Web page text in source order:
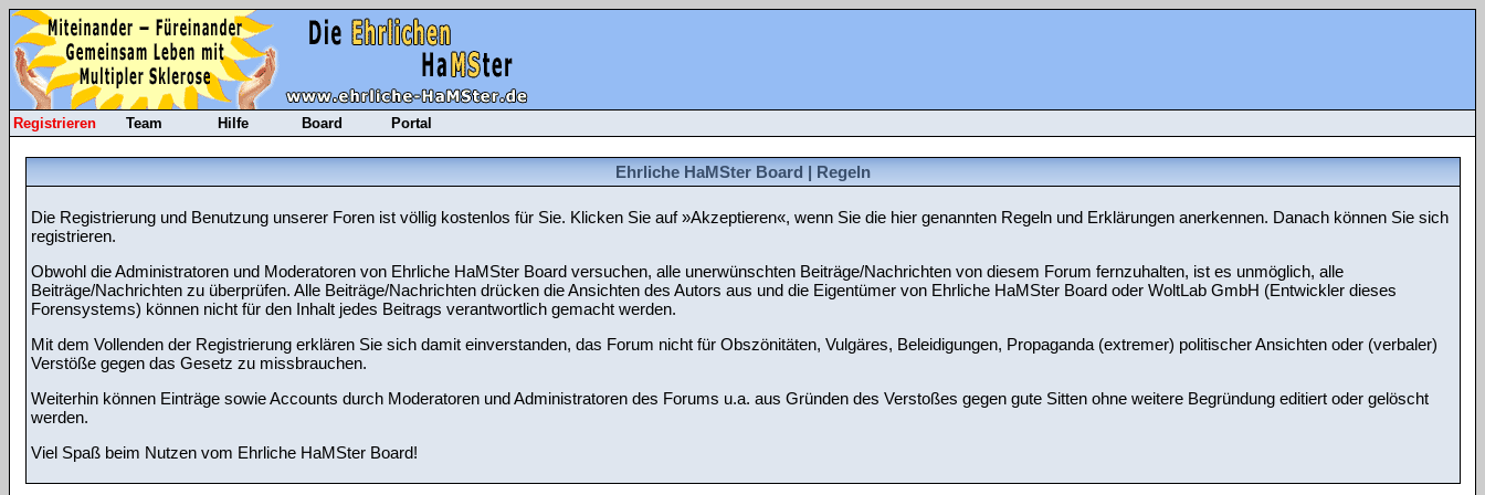
Registrieren Team Hilfe Board Portal
Ehrliche HaMSter Board | Regeln
Die Registrierung und Benutzung unserer Foren ist völlig kostenlos für Sie. Klicken Sie auf »Akzeptieren«, wenn Sie die hier genannten Regeln und Erklärungen anerkennen. Danach können Sie sich
registrieren.
Obwohl die Administratoren und Moderatoren von Ehrliche HaMSter Board versuchen, alle unerwünschten Beiträge/Nachrichten von diesem Forum fernzuhalten, ist es unmöglich, alle
Beiträge/Nachrichten zu überprüfen. Alle Beiträge/Nachrichten drücken die Ansichten des Autors aus und die Eigentümer von Ehrliche HaMSter Board oder WoltLab GmbH (Entwickler dieses
Forensystems) können nicht für den Inhalt jedes Beitrags verantwortlich gemacht werden.
Mit dem Vollenden der Registrierung erklären Sie sich damit einverstanden, das Forum nicht für Obszönitäten, Vulgäres, Beleidigungen, Propaganda (extremer) politischer Ansichten oder (verbaler)
Verstöße gegen das Gesetz zu missbrauchen.
Weiterhin können Einträge sowie Accounts durch Moderatoren und Administratoren des Forums u.a. aus Gründen des Verstoßes gegen gute Sitten ohne weitere Begründung editiert oder gelöscht
werden.
Viel Spaß beim Nutzen vom Ehrliche HaMSter Board!